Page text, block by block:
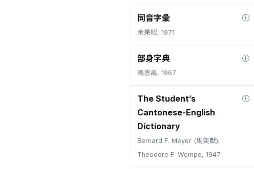
同音字彙
余秉昭, 1971
部身字典
馮思禹, 1967
The Student’s
Cantonese-English
Dictionary
Bernard F. Meyer (馬奕猷),
Theodore F. Wempe, 1947